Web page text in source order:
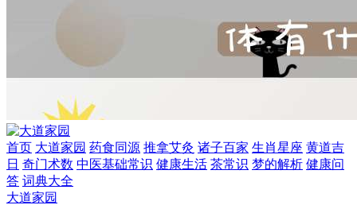
首页 大道家园 药食同源 推拿艾灸 诸子百家 生肖星座 黄道吉
日 奇门术数 中医基础常识 健康生活 茶常识 梦的解析 健康问
答 词典大全
大道家园